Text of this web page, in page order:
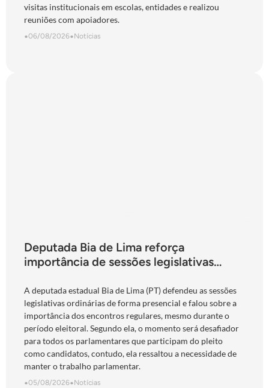
visitas institucionais em escolas, entidades e realizou
reuniões com apoiadores.
•06/08/2026•Notícias
Deputada Bia de Lima reforça
importância de sessões legislativas
“obrigação com o povo de Goiás”
A deputada estadual Bia de Lima (PT) defendeu as sessões
legislativas ordinárias de forma presencial e falou sobre a
importância dos encontros regulares, mesmo durante o
período eleitoral. Segundo ela, o momento será desafiador
para todos os parlamentares que participam do pleito
como candidatos, contudo, ela ressaltou a necessidade de
manter o trabalho parlamentar.
•05/08/2026•Notícias